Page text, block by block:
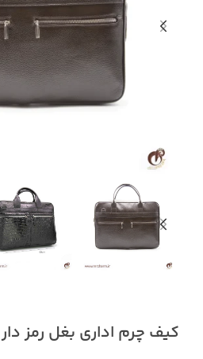
کیف چرم اداری بغل رمز دار mrc301119